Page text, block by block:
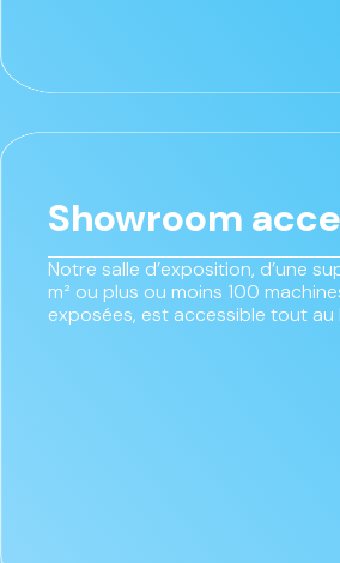
Showroom
Notre salle d’exposition, d’une
m² ou plus ou moins 100
exposées, est accessible tout au